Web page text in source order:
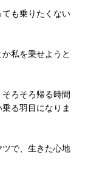
も乗りたくない
私を乗せようと
ろそろ帰る時間
る羽目になりま
で、生きた心地